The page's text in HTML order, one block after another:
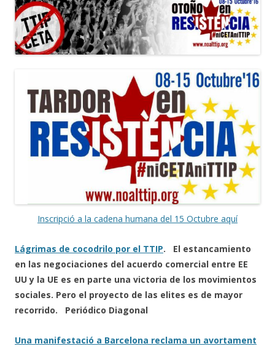
Inscripció a la cadena humana del 15 Octubre aquí
Lágrimas de cocodrilo por el TTIP. El estancamiento
en las negociaciones del acuerdo comercial entre EE
UU y la UE es en parte una victoria de los movimientos
sociales. Pero el proyecto de las elites es de mayor
recorrido. Periódico Diagonal
Una manifestació a Barcelona reclama un avortament